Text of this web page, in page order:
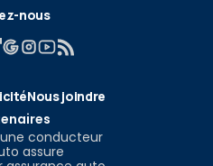
nous
Nous joindre
conducteur
assure